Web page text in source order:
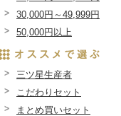
30,000円～49,999円
50,000円以上
三ツ星生産者
こだわりセット
まとめ買いセット